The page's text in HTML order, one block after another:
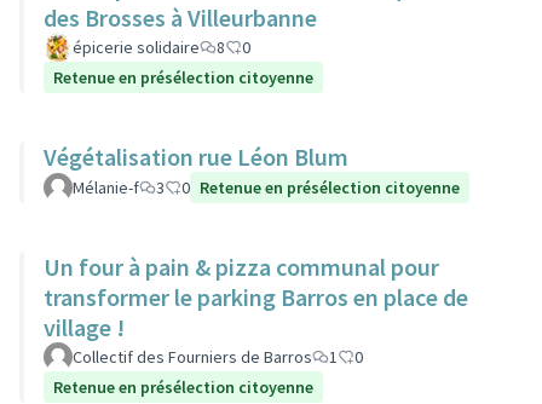
des Brosses à Villeurbanne
épicerie solidaire 8
0
Retenue en présélection citoyenne
Végétalisation rue Léon Blum
Mélanie-f 3 0 Retenue en présélection citoyenne
Un four à pain & pizza communal pour
transformer le parking Barros en place de
village !
Collectif des Fourniers de Barros 1
0
Retenue en présélection citoyenne